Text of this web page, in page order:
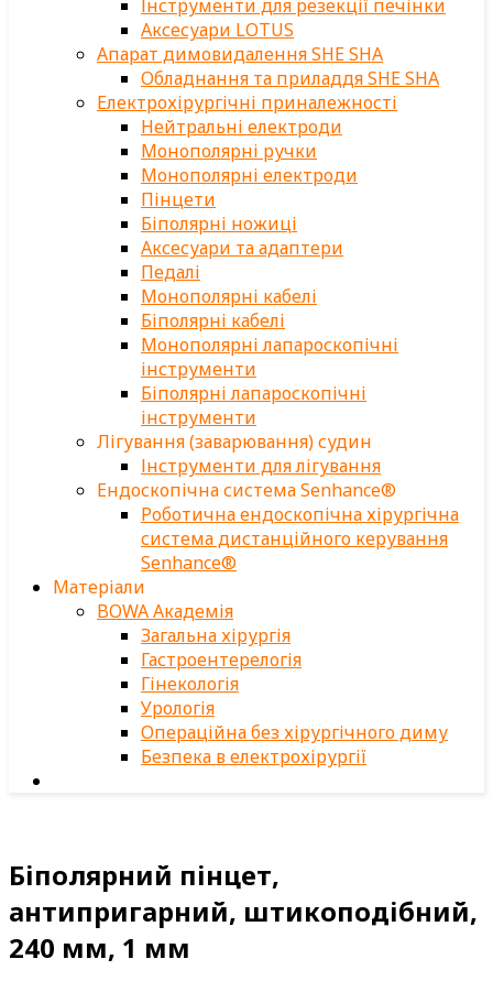
Інструменти для резекції печінки
Аксесуари LOTUS
Апарат димовидалення SHE SHA
Обладнання та приладдя SHE SHA
Електрохірургічні приналежності
Нейтральні електроди
Монополярні ручки
Монополярні електроди
Пінцети
Біполярні ножиці
Аксесуари та адаптери
Педалі
Монополярні кабелі
Біполярні кабелі
Монополярні лапароскопічні
інструменти
Біполярні лапароскопічні
інструменти
Лігування (заварювання) судин
Інструменти для лігування
Ендоскопічна система Senhance®
Роботична ендоскопічна хірургічна
система дистанційного керування
Senhance®
Матеріали
BOWA Академія
Загальна хірургія
Гастроентерелогія
Гінекологія
Урологія
Операційна без хірургічного диму
Безпека в електрохірургії
Біполярний пінцет,
антипригарний, штикоподібний,
240 мм, 1 мм